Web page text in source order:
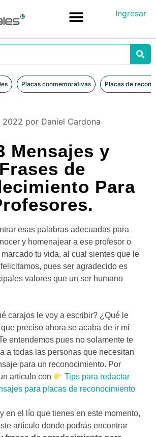
Ingresar
Placas conmemorativas Placas de
2022 por Daniel Cardona
Mensajes y
Frases de
Para
esas palabras adecuadas para
y homenajear a ese profesor o
tu vida, al cual sientes que le
pues ser agradecido es
valores que un ser humano
carajos le voy a escribir? ¿Qué le
preciso ahora se acaba de ir mi
entendemos pues no solamente te
a todas las personas que necesitan
para un reconocimiento. Por
artículo con
Tips para redactar
para placas de reconocimiento
en el lío que tienes en este momento,
artículo donde podrás encontrar